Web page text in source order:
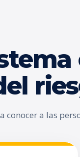
conocer a las